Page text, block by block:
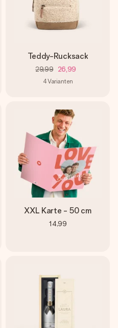
Teddy-Rucksack
29,99 26,99
4Varianten
XXL Karte - 50 cm
14,99